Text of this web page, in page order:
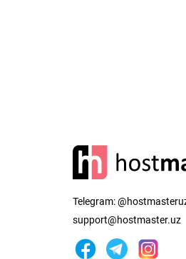
Telegram:
support@hostmaster.uz